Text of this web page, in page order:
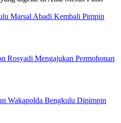
Marsal Abadi Kembali Pimpin
Rosyadi Mengajukan Permohonan
Wakapolda Bengkulu Dipimpin